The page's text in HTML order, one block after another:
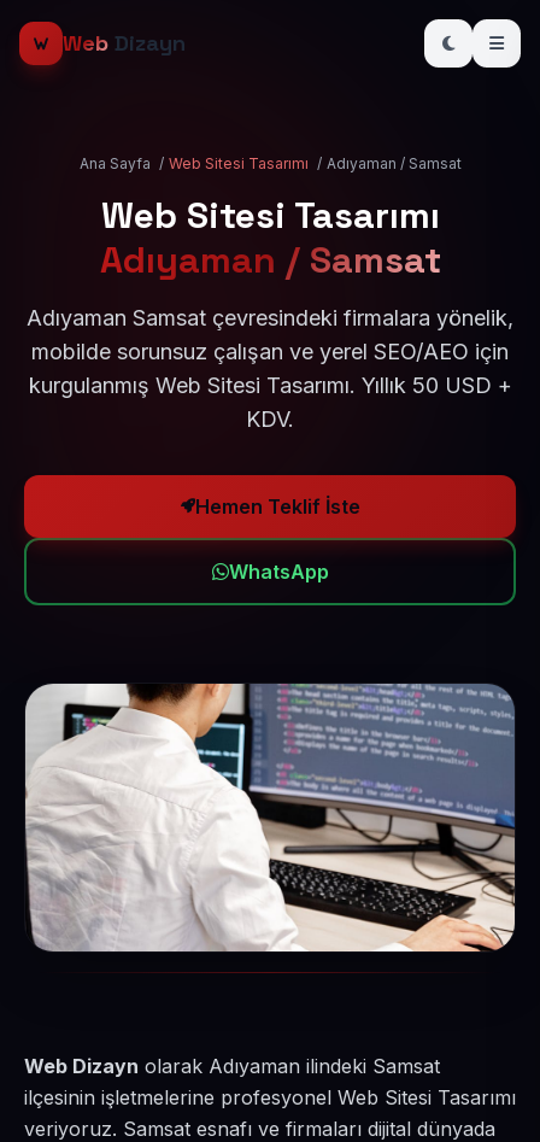
Web Dizayn
Ana Sayfa / Web Sitesi Tasarımı / Adıyaman / Samsat
Web Sitesi Tasarımı
Adıyaman / Samsat
Adıyaman Samsat çevresindeki firmalara yönelik,
mobilde sorunsuz çalışan ve yerel SEO/AEO için
kurgulanmış Web Sitesi Tasarımı. Yıllık 50 USD +
KDV.
Hemen Teklif İste
WhatsApp
Web Dizayn olarak Adıyaman ilindeki Samsat
ilçesinin işletmelerine profesyonel Web Sitesi Tasarımı
veriyoruz. Samsat esnafı ve firmaları dijital dünyada